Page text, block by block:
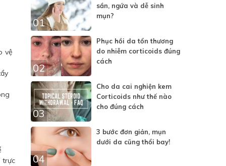
vệ
trực
01
sần, ngứa và dễ sinh
mụn?
02
Phục hồi da tổn thương
do nhiễm corticoids đúng
cách
03
Cho da cai nghiện kem
Corticoids như thế nào
cho đúng cách
04
3 bước đơn giản, mụn
dưới da cũng thổi bay!